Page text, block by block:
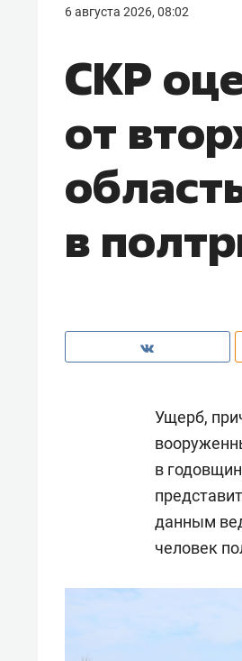
6 августа 2026, 08:02
СКР
от
в
Ущерб,
в
данным
человек